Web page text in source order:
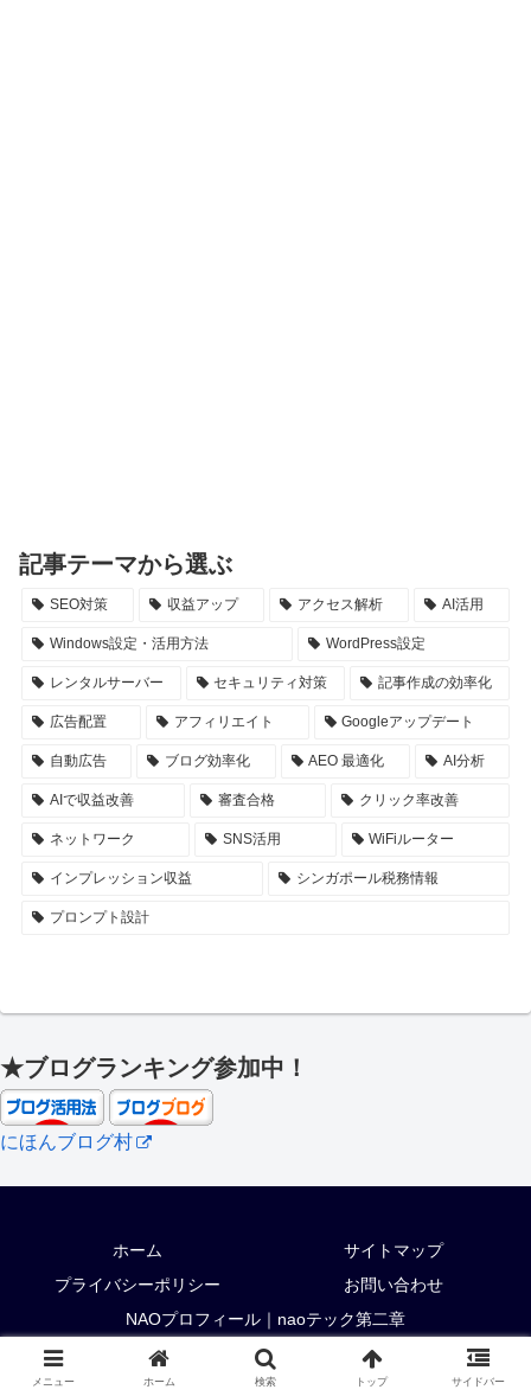
記事テーマから選ぶ
SEO対策 収益アップ アクセス解析 AI活用
Windows設定・活用方法 WordPress設定
レンタルサーバー セキュリティ対策 記事作成の効率化
広告配置 アフィリエイト Googleアップデート
自動広告 ブログ効率化 AEO 最適化 AI分析
AIで収益改善 審査合格 クリック率改善
ネットワーク SNS活用 WiFiルーター
インプレッション収益 シンガポール税務情報
プロンプト設計
★ブログランキング参加中！
にほんブログ村
ホーム
サイトマップ
プライバシーポリシー
お問い合わせ
NAOプロフィール｜naoテック第二章
© 2019-2026 naoテック.
メニュー ホーム 検索 トップ サイドバー